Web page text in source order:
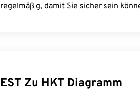
regelmäßig, damit Sie sicher sein
EST Zu HKT Diagramm